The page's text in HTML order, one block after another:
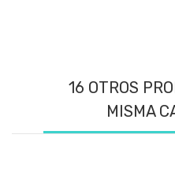
16 OTROS
MISMA